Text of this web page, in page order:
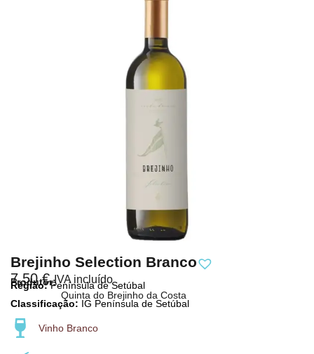
Brejinho Selection Branco
7,50€ IVA incluído
Quinta do Brejinho da Costa
Produtor:
Região:Península de Setúbal
Classificação: IG Península de Setúbal
Vinho Branco